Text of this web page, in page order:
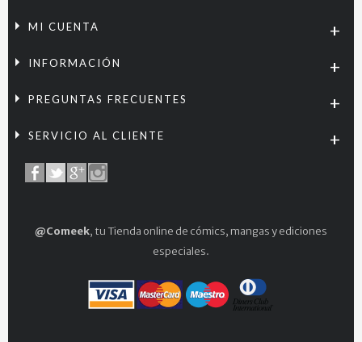
MI CUENTA
INFORMACIÓN
PREGUNTAS FRECUENTES
SERVICIO AL CLIENTE
@Comeek, tu Tienda online de cómics, mangas y ediciones
especiales.